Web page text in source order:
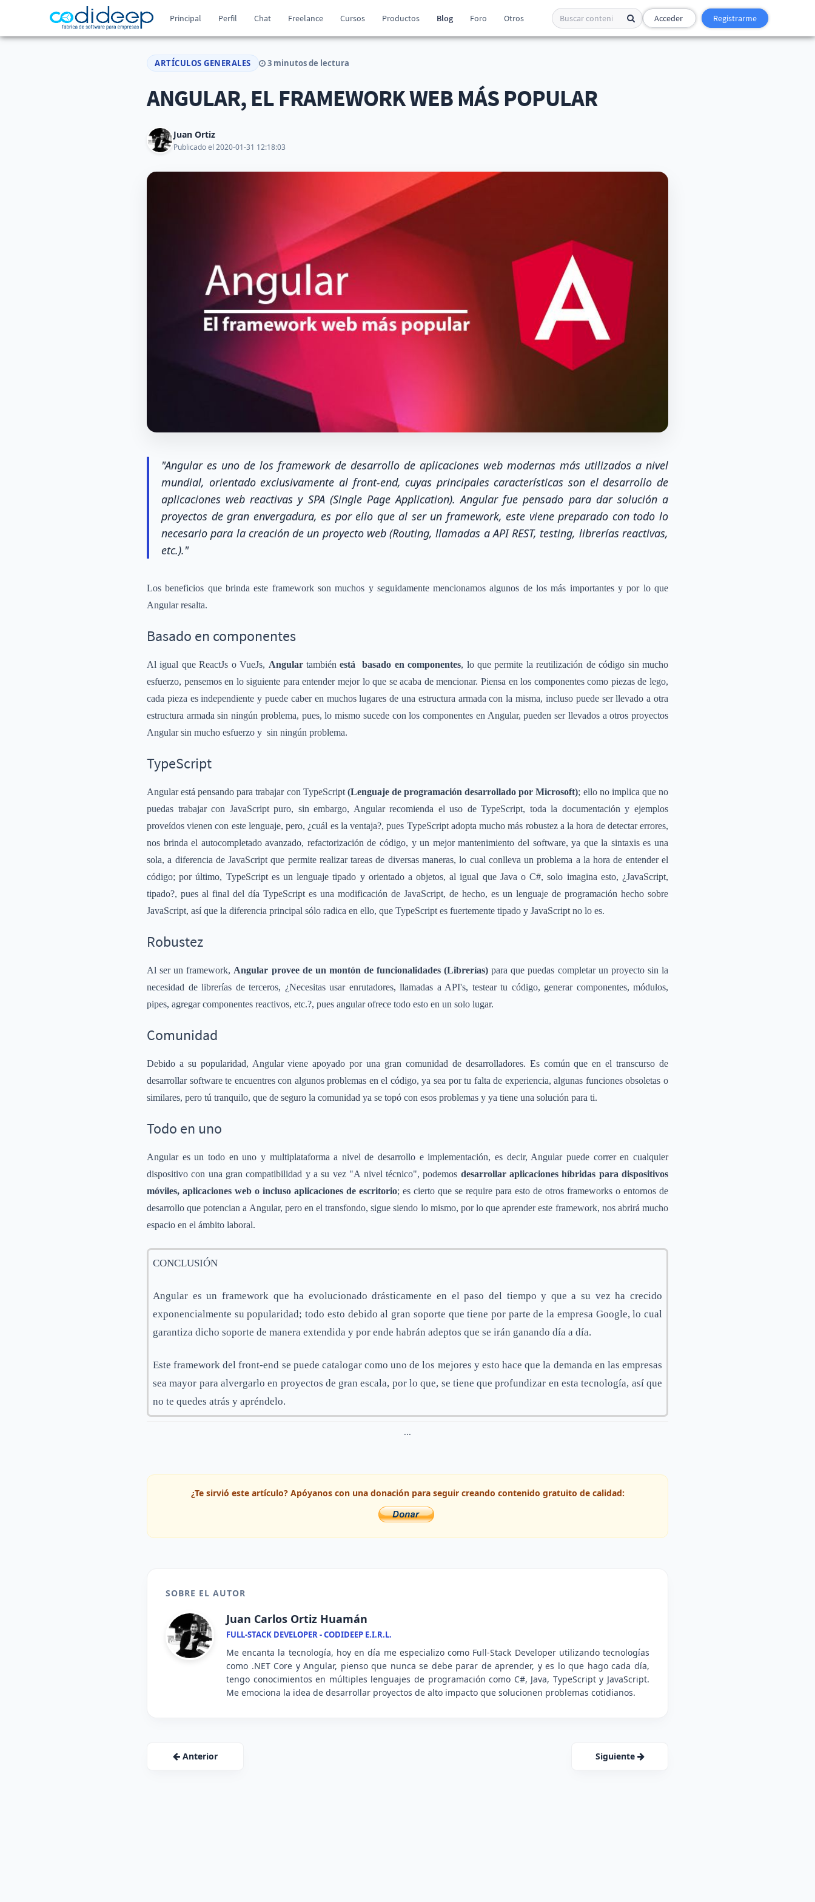
Principal Perfil Chat Freelance Cursos Productos Blog Foro Otros Acceder Registrarme
ARTÍCULOS GENERALES 3 minutos de lectura
ANGULAR, EL FRAMEWORK WEB MÁS POPULAR
Juan Ortiz
Publicado el 2020-01-31 12:18:03
"Angular es uno de los framework de desarrollo de aplicaciones web modernas más utilizados a nivel
mundial, orientado exclusivamente al front-end, cuyas principales características son el desarrollo de
aplicaciones web reactivas y SPA (Single Page Application). Angular fue pensado para dar solución a
proyectos de gran envergadura, es por ello que al ser un framework, este viene preparado con todo lo
necesario para la creación de un proyecto web (Routing, llamadas a API REST, testing, librerías reactivas,
etc.)."
Los beneficios que brinda este framework son muchos y seguidamente mencionamos algunos de los más importantes y por lo que
Angular resalta.
Basado en componentes
Al igual que ReactJs o VueJs, Angulartambiénestá basado en componentes, lo que permite la reutilización de código sin mucho
esfuerzo, pensemos en lo siguiente para entender mejor lo que se acaba de mencionar. Piensa en los componentes como piezas de lego,
cada pieza es independiente y puede caber en muchos lugares de una estructura armada con la misma, incluso puede ser llevado a otra
estructura armada sin ningún problema, pues, lo mismo sucede con los componentes en Angular, pueden ser llevados a otros proyectos
Angular sin mucho esfuerzo y sin ningún problema.
TypeScript
Angular está pensando para trabajar con TypeScript (Lenguaje de programación desarrollado por Microsoft); ello no implica que no
puedas trabajar con JavaScript puro, sin embargo, Angular recomienda el uso de TypeScript, toda la documentación y ejemplos
proveídos vienen con este lenguaje, pero, ¿cuál es la ventaja?, pues TypeScript adopta mucho más robustez a la hora de detectar errores,
nos brinda el autocompletado avanzado, refactorización de código, y un mejor mantenimiento del software, ya que la sintaxis es una
sola, a diferencia de JavaScript que permite realizar tareas de diversas maneras, lo cual conlleva un problema a la hora de entender el
código; por último, TypeScript es un lenguaje tipado y orientado a objetos, al igual que Java o C#, solo imagina esto, ¿JavaScript,
tipado?, pues al final del día TypeScript es una modificación de JavaScript, de hecho, es un lenguaje de programación hecho sobre
JavaScript, así que la diferencia principal sólo radica en ello, que TypeScript es fuertemente tipado y JavaScript no lo es.
Robustez
Al ser un framework, Angular provee de un montón de funcionalidades (Librerías) para que puedas completar un proyecto sin la
necesidad de librerías de terceros, ¿Necesitas usar enrutadores, llamadas a API's, testear tu código, generar componentes, módulos,
pipes, agregar componentes reactivos, etc.?, pues angular ofrece todo esto en un solo lugar.
Comunidad
Debido a su popularidad, Angular viene apoyado por una gran comunidad de desarrolladores. Es común que en el transcurso de
desarrollar software te encuentres con algunos problemas en el código, ya sea por tu falta de experiencia, algunas funciones obsoletas o
similares, pero tú tranquilo, que de seguro la comunidad ya se topó con esos problemas y ya tiene una solución para ti.
Todo en uno
Angular es un todo en uno y multiplataforma a nivel de desarrollo e implementación, es decir, Angular puede correr en cualquier
dispositivo con una gran compatibilidad y a su vez "A nivel técnico", podemos desarrollar aplicaciones híbridas para dispositivos
móviles, aplicaciones web o incluso aplicaciones de escritorio; es cierto que se require para esto de otros frameworks o entornos de
desarrollo que potencian a Angular, pero en el transfondo, sigue siendo lo mismo, por lo que aprender este framework, nos abrirá mucho
espacio en el ámbito laboral.
CONCLUSIÓN
Angular es un framework que ha evolucionado drásticamente en el paso del tiempo y que a su vez ha crecido
exponencialmente su popularidad; todo esto debido al gran soporte que tiene por parte de la empresa Google, lo cual
garantiza dicho soporte de manera extendida y por ende habrán adeptos que se irán ganando día a día.
Este framework del front-end se puede catalogar como uno de los mejores y esto hace que la demanda en las empresas
sea mayor para alvergarlo en proyectos de gran escala, por lo que, se tiene que profundizar en esta tecnología, así que
no te quedes atrás y apréndelo.
...
¿Te sirvió este artículo? Apóyanos con una donación para seguir creando contenido gratuito de calidad:
SOBRE EL AUTOR
Juan Carlos Ortiz Huamán
FULL-STACK DEVELOPER - CODIDEEP E.I.R.L.
Me encanta la tecnología, hoy en día me especializo como Full-Stack Developer utilizando tecnologías
como .NET Core y Angular, pienso que nunca se debe parar de aprender, y es lo que hago cada día,
tengo conocimientos en múltiples lenguajes de programación como C#, Java, TypeScript y JavaScript.
Me emociona la idea de desarrollar proyectos de alto impacto que solucionen problemas cotidianos.
Anterior Siguiente